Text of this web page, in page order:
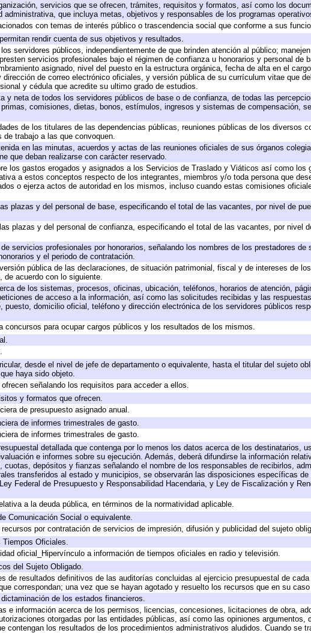
servicios que se ofrecen, trámites, requisitos y formatos, así como los
administrativa, que incluya metas, objetivos y responsables de los programas
con temas de interés público o trascendencia social que conforme a sus
rendir cuenta de sus objetivos y resultados.
servidores públicos, independientemente de que brinden atención al público;
servicios profesionales bajo el régimen de confianza u honorarios y personal de
asignado, nivel del puesto en la estructura orgánica, fecha de alta en el
dirección de correo electrónico oficiales, y versión pública de su currículum vitae que
y cédula que acredite su ultimo grado de estudios.
y neta de todos los servidores públicos de base o de confianza, de todas las
comisiones, dietas, bonos, estímulos, ingresos y sistemas de compensación,
de los titulares de las dependencias públicas, reuniones públicas de los diversos
trabajo a las que convoquen.
en las minutas, acuerdos y actas de las reuniones oficiales de sus órganos
que deban realizarse con carácter reservado.
los gastos erogados y asignados a los Servicios de Traslado y Viáticos así como los
a estos conceptos respecto de los integrantes, miembros y/o toda persona que
o ejerza actos de autoridad en los mismos, incluso cuando estas comisiones
plazas y del personal de base, especificando el total de las vacantes, por nivel de
plazas y del personal de confianza, especificando el total de las vacantes, por nivel
servicios profesionales por honorarios, señalando los nombres de los prestadores de
y el periodo de contratación.
pública de las declaraciones, de situación patrimonial, fiscal y de intereses de
de acuerdo con lo siguiente.
de los sistemas, procesos, oficinas, ubicación, teléfonos, horarios de atención,
de acceso a la información, así como las solicitudes recibidas y las
puesto, domicilio oficial, teléfono y dirección electrónica de los servidores públicos
concursos para ocupar cargos públicos y los resultados de los mismos.
desde el nivel de jefe de departamento o equivalente, hasta el titular del sujeto
haya sido objeto.
señalando los requisitos para acceder a ellos.
y formatos que ofrecen.
de presupuesto asignado anual.
de informes trimestrales de gasto.
de informes trimestrales de gasto.
detallada que contenga por lo menos los datos acerca de los destinatarios,
e informes sobre su ejecución. Además, deberá difundirse la información
cuotas, depósitos y fianzas señalando el nombre de los responsables de recibirlos,
transferidos al estado y municipios, se observarán las disposiciones específicas
Federal de Presupuesto y Responsabilidad Hacendaria, y Ley de Fiscalización y
a la deuda pública, en términos de la normatividad aplicable.
Comunicación Social o equivalente.
por contratación de servicios de impresión, difusión y publicidad del sujeto
Oficiales.
oficial_Hipervínculo a información de tiempos oficiales en radio y televisión.
del Sujeto Obligado.
de resultados definitivos de las auditorías concluidas al ejercicio presupuestal de
correspondan; una vez que se hayan agotado y resuelto los recursos que en su
de los estados financieros.
e información acerca de los permisos, licencias, concesiones, licitaciones de obra,
otorgadas por las entidades públicas, así como las opiniones argumentos,
contengan los resultados de los procedimientos administrativos aludidos. Cuando se